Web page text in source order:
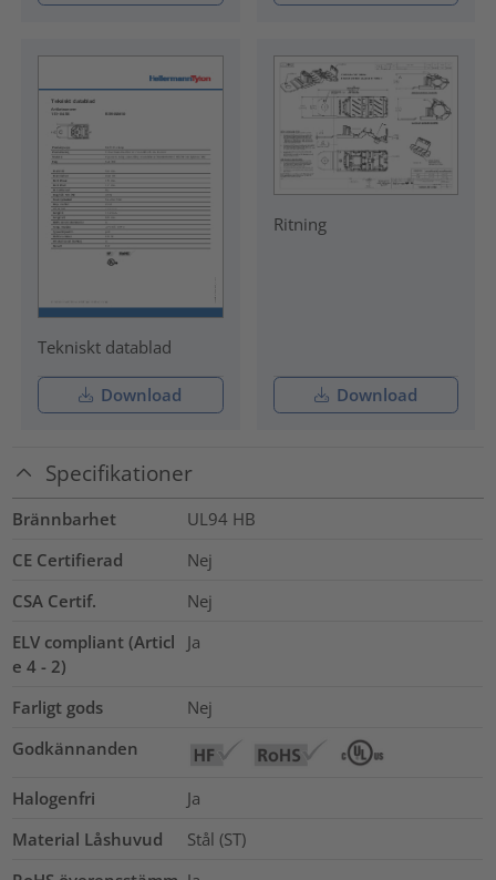
Tekniskt datablad
Download
Ritning
Download
Specifikationer
Brännbarhet
UL94 HB
CE Certifierad
Nej
CSA Certif.
Nej
ELV compliant (Articl
e 4 - 2)
Ja
Farligt gods
Nej
Godkännanden
Halogenfri
Ja
Material Låshuvud
Stål (ST)